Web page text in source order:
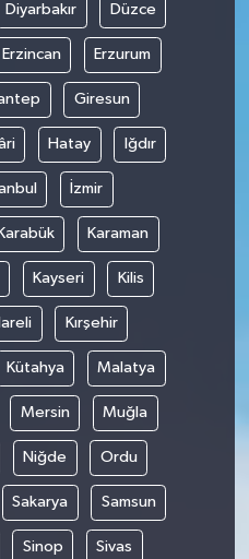
Diyarbakır Düzce
Erzincan Erzurum
Giresun
Hatay Iğdır
İzmir
Karabük Karaman
Kayseri Kilis
Kırşehir
Kütahya Malatya
Mersin Muğla
Niğde Ordu
Sakarya Samsun
Sinop Sivas